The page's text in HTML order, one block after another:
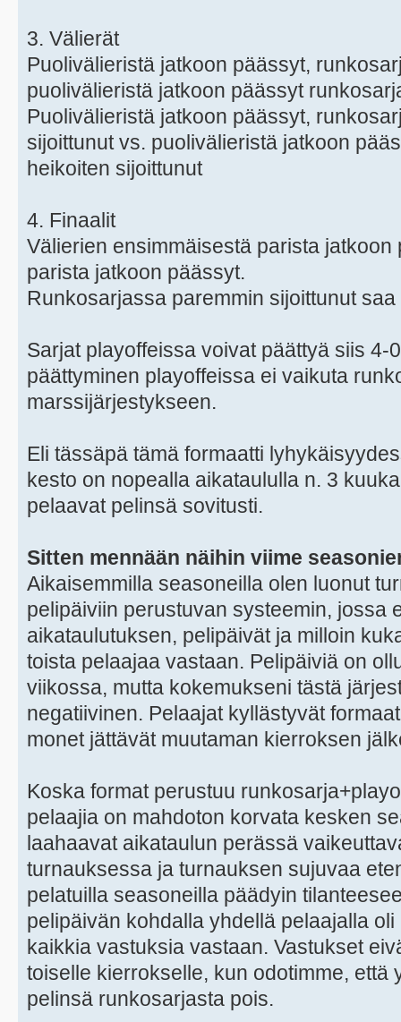
3. Välierät
Puolivälieristä jatkoon päässyt,
puolivälieristä jatkoon päässyt
Puolivälieristä jatkoon päässyt,
sijoittunut vs. puolivälieristä jatkoon
heikoiten sijoittunut
4. Finaalit
Välierien ensimmäisestä parista
parista jatkoon päässyt.
Runkosarjassa paremmin sijoittunut
Sarjat playoffeissa voivat päättyä siis 4-
päättyminen playoffeissa ei vaikuta
marssijärjestykseen.
Eli tässäpä tämä formaatti
kesto on nopealla aikataululla n. 3
pelaavat pelinsä sovitusti.
Sitten mennään näihin viime
Aikaisemmilla seasoneilla olen luonut
pelipäiviin perustuvan systeemin, jossa
aikataulutuksen, pelipäivät ja milloin
toista pelaajaa vastaan. Pelipäiviä on
viikossa, mutta kokemukseni tästä
negatiivinen. Pelaajat kyllästyvät
monet jättävät muutaman kierroksen
Koska format perustuu
pelaajia on mahdoton korvata kesken
laahaavat aikataulun perässä
turnauksessa ja turnauksen sujuvaa
pelatuilla seasoneilla päädyin
pelipäivän kohdalla yhdellä pelaajalla
kaikkia vastuksia vastaan. Vastukset
toiselle kierrokselle, kun odotimme, että
pelinsä runkosarjasta pois.